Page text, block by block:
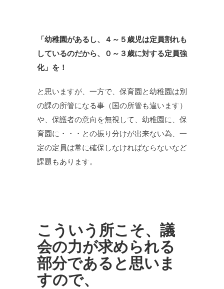
「幼稚園があるし、４～５歳児は定員割れも
しているのだから、０～３歳に対する定員強
化」を！
と思いますが、一方で、保育園と幼稚園は別
の課の所管になる事（国の所管も違います）
や、保護者の意向を無視して、幼稚園に、保
育園に・・・との振り分けが出来ない為、一
定の定員は常に確保しなければならないなど
課題もあります。
こういう所こそ、議
会の力が求められる
部分であると思いま
すので、